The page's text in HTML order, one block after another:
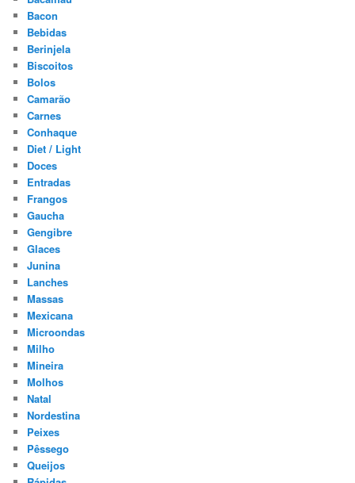
Bacon
Bebidas
Berinjela
Biscoitos
Bolos
Camarão
Carnes
Conhaque
Diet / Light
Doces
Entradas
Frangos
Gaucha
Gengibre
Glaces
Junina
Lanches
Massas
Mexicana
Microondas
Milho
Mineira
Molhos
Natal
Nordestina
Peixes
Pêssego
Queijos